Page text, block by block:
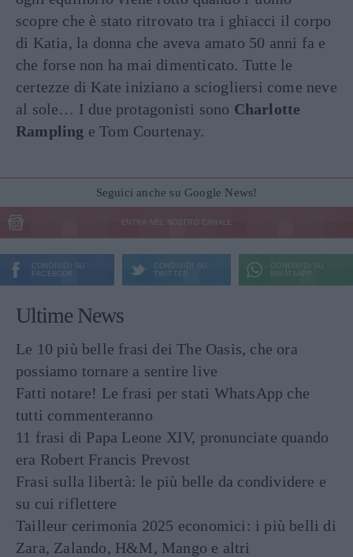
scopre che è stato ritrovato tra i ghiacci il corpo
di Katia, la donna che aveva amato 50 anni fa e
che forse non ha mai dimenticato. Tutte le
certezze di Kate iniziano a sciogliersi come neve
al sole… I due protagonisti sono Charlotte
Rampling e Tom Courtenay.
Seguici anche su Google News!
ENTRA NEL NOSTRO CANALE
CONDIVIDI SU
FACEBOOK
CONDIVIDI SU
TWITTER
CONDIVIDI SU
WHATSAPP
Ultime News
Le 10 più belle frasi dei The Oasis, che ora
possiamo tornare a sentire live
Fatti notare! Le frasi per stati WhatsApp che
tutti commenteranno
11 frasi di Papa Leone XIV, pronunciate quando
era Robert Francis Prevost
Frasi sulla libertà: le più belle da condividere e
su cui riflettere
Tailleur cerimonia 2025 economici: i più belli di
Zara, Zalando, H&M, Mango e altri